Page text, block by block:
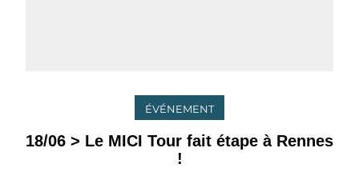
ÉVÉNEMENT
18/06 > Le MICI Tour fait étape à Rennes
!